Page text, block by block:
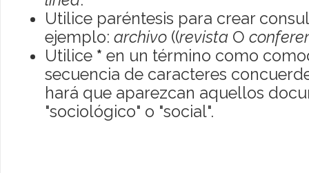
Utilice paréntesis para crear
ejemplo: archivo((revistaO
Utilice * en un término como
secuencia de caracteres
hará que aparezcan aquellos
"sociológico" o "social".